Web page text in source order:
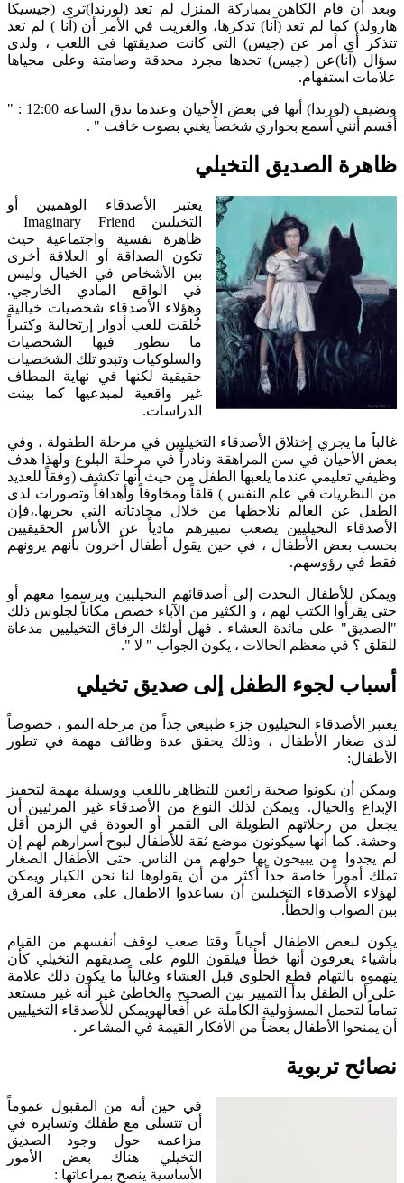
وبعد أن قام الكاهن بمباركة المنزل لم تعد (لورندا)ترى (جيسيكا
هارولد) كما لم تعد (آنا) تذكرها، والغريب في الأمر أن (آنا ) لم تعد
تتذكر أي أمر عن (جيس) التي كانت صديقتها في اللعب ، ولدى
سؤال (آنا)عن (جيس) تجدها مجرد محدقة وصامتة وعلى محياها
علامات استفهام.
وتضيف (لورندا) أنها في بعض الأحيان وعندما تدق الساعة 12:00 : "
أقسم أنني أسمع بجواري شخصاً يغني بصوت خافت " .
ظاهرة الصديق التخيلي
يعتبر الأصدقاء الوهميين أو
التخيليين Imaginary Friend
ظاهرة نفسية واجتماعية حيث
تكون الصداقة أو العلاقة أخرى
بين الأشخاص في الخيال وليس
في الواقع المادي الخارجي.
وهؤلاء الأصدقاء شخصيات خيالية
خُلقت للعب أدوار إرتجالية وكثيراً
ما تتطور فيها الشخصيات
والسلوكيات وتبدو تلك الشخصيات
حقيقية لكنها في نهاية المطاف
غير واقعية لمبدعيها كما بينت
الدراسات.
غالباً ما يجري إختلاق الأصدقاء التخيليين في مرحلة الطفولة ، وفي
بعض الأحيان في سن المراهقة ونادراً في مرحلة البلوغ ولهذا هدف
وظيفي تعليمي عندما يلعبها الطفل من حيث أنها تكشف (وفقاً للعديد
من النظريات في علم النفس ) قلقاً ومخاوفاً وأهدافاً وتصورات لدى
الطفل عن العالم نلاحظها من خلال محادثاته التي يجريها.،فإن
الأصدقاء التخيليين يصعب تمييزهم مادياً عن الأناس الحقيقيين
بحسب بعض الأطفال ، في حين يقول أطفال آخرون بأنهم يرونهم
فقط في رؤوسهم.
ويمكن للأطفال التحدث إلى أصدقائهم التخيليين ويرسموا معهم أو
حتى يقرأوا الكتب لهم ، و الكثير من الآباء خصص مكاناً لجلوس ذلك
"الصديق" على مائدة العشاء . فهل أولئك الرفاق التخيليين مدعاة
للقلق ؟ في معظم الحالات ، يكون الجواب " لا ".
أسباب لجوء الطفل إلى صديق تخيلي
يعتبر الأصدقاء التخيليون جزء طبيعي جداً من مرحلة النمو ، خصوصاً
لدى صغار الأطفال ، وذلك يحقق عدة وظائف مهمة في تطور
الأطفال:
ويمكن أن يكونوا صحبة رائعين للتظاهر باللعب ووسيلة مهمة لتحفيز
الإبداع والخيال. ويمكن لذلك النوع من الأصدقاء غير المرئيين أن
يجعل من رحلاتهم الطويلة الى القمر أو العودة في الزمن أقل
وحشة. كما أنها سيكونون موضع ثقة للأطفال لبوح أسرارهم لهم إن
لم يجدوا من يبيحون بها حولهم من الناس. حتى الأطفال الصغار
تملك أموراً خاصة جداً أكثر من أن يقولوها لنا نحن الكبار ويمكن
لهؤلاء الأصدقاء التخيليين أن يساعدوا الاطفال على معرفة الفرق
بين الصواب والخطأ.
يكون لبعض الاطفال أحياناً وقتا صعب لوقف أنفسهم من القيام
بأشياء يعرفون أنها خطأ فيلقون اللوم على صديقهم التخيلي كأن
يتهموه بالتهام قطع الحلوى قبل العشاء وغالباً ما يكون ذلك علامة
على أن الطفل بدأ التمييز بين الصحيح والخاطئ غير أنه غير مستعد
تماماً لتحمل المسؤولية الكاملة عن أفعالهويمكن للأصدقاء التخيليين
أن يمنحوا الأطفال بعضاً من الأفكار القيمة في المشاعر .
نصائح تربوية
في حين أنه من المقبول عموماً
أن تتسلى مع طفلك وتسايره في
مزاعمه حول وجود الصديق
التخيلي هناك بعض الأمور
الأساسية ينصح بمراعاتها :